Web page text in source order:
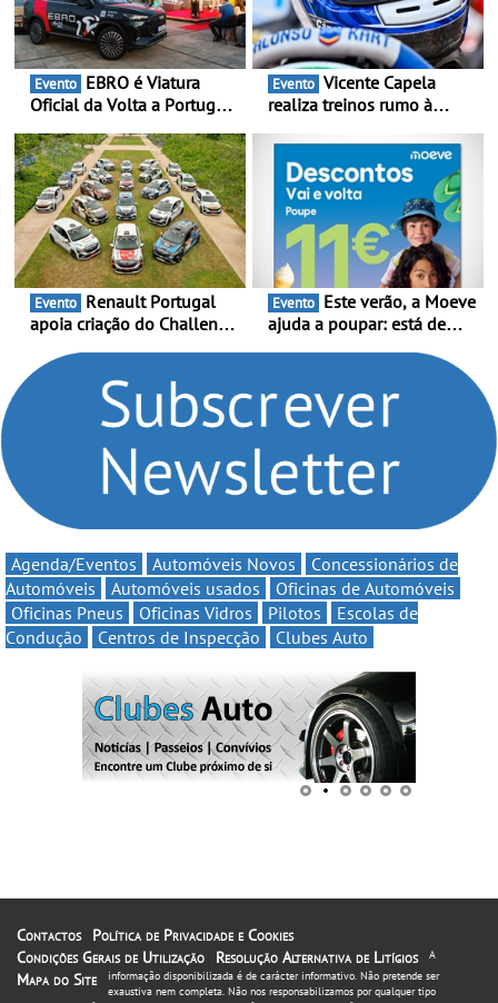
Evento
Oficial da Volta a Portugal
presença nacional ao lado
da mítica prova de ciclismo
e leva a sua gama SUV
multi-energia às estradas
de Portugal
Evento
realiza treinos rumo à
Portugal Karting e mira boa
estreia - O Campeonato
Portugal Karting 2026
decorre entre 1 de Março e
6 de Setembro
Evento
apoia criação do Challenge
compromisso com o
automobilismo nacional
continua em 2026
Evento
ajuda a poupar: está de
Volta” com descontos de
Agenda/Eventos Automóveis Novos
Concessionários de
Automóveis
Automóveis usados
Oficinas de Automóveis
Oficinas Pneus
Oficinas Vidros Pilotos
Escolas de
Condução
Centros de Inspecção Clubes Auto
Contactos
Política de Privacidade e Cookies
Condições Gerais de Utilização
Resolução Alternativa de Litígios
Mapa do Site
A
informação disponibilizada é de carácter informativo. Não pretende ser
exaustiva nem completa. Não nos responsabilizamos por qualquer tipo